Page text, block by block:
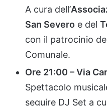
A cura dell’
San Severo e del
con il patrocinio
Comunale.
Ore 21:00 –Via
Spettacolo
seguire DJ Set a